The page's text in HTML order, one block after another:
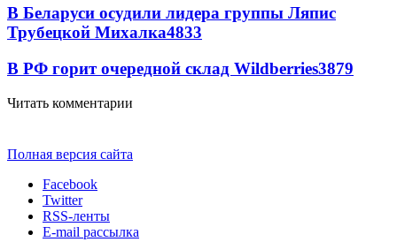
В Беларуси осудили лидера группы Ляпис
Трубецкой Михалка4833
В РФ горит очередной склад Wildberries3879
Читать комментарии
Полная версия сайта
Facebook
Twitter
RSS-ленты
E-mail рассылка